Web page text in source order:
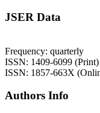
JSER Data
Frequency: quarterly
ISSN: 1409-6099 (Print)
ISSN: 1857-663X
Authors Info